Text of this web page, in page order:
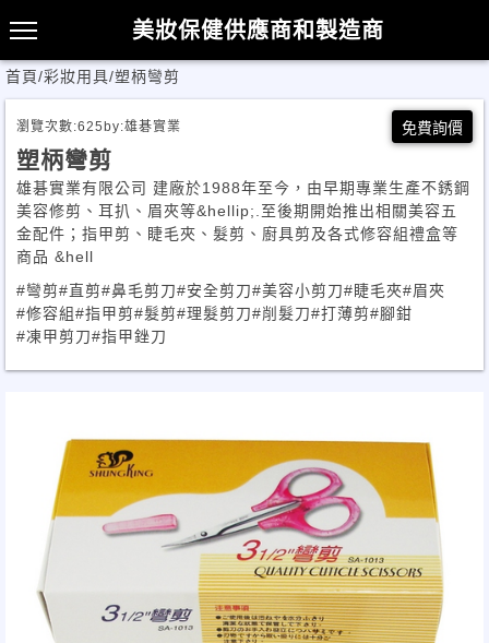
美妝保健供應商和製造商
首頁/彩妝用具/塑柄彎剪
瀏覽次數:625 by:雄碁實業 免費詢價
塑柄彎剪
雄碁實業有限公司 建廠於1988年至今，由早期專業生產不銹鋼
美容修剪、耳扒、眉夾等&hellip;.至後期開始推出相關美容五
金配件；指甲剪、睫毛夾、髮剪、廚具剪及各式修容組禮盒等
商品 &hell
#彎剪#直剪#鼻毛剪刀#安全剪刀#美容小剪刀#睫毛夾#眉夾
#修容組#指甲剪#髮剪#理髮剪刀#削髮刀#打薄剪#腳鉗
#凍甲剪刀#指甲銼刀